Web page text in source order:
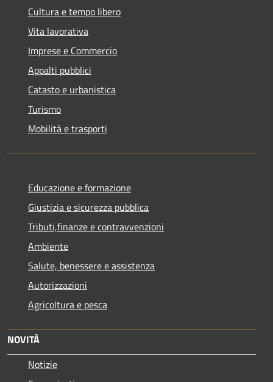
Cultura e tempo libero
Vita lavorativa
Imprese e Commercio
Appalti pubblici
Catasto e urbanistica
Turismo
Mobilità e trasporti
Educazione e formazione
Giustizia e sicurezza pubblica
Tributi,finanze e contravvenzioni
Ambiente
Salute, benessere e assistenza
Autorizzazioni
Agricoltura e pesca
NOVITÀ
Notizie